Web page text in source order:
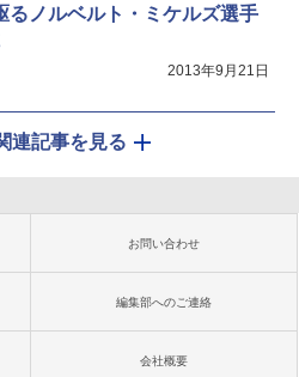
るノルベルト・ミケルズ選手
2013年9月21日
連記事を見る
お問い合わせ
編集部へのご連絡
会社概要